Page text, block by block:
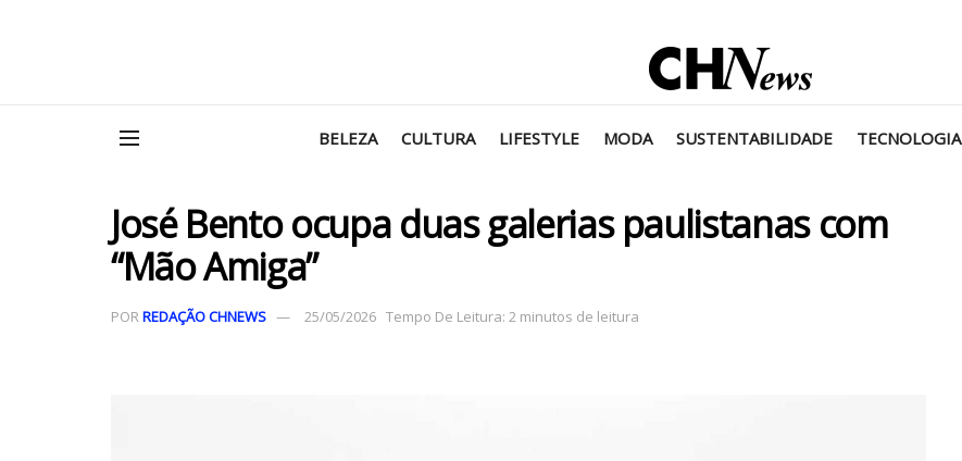
BELEZA CULTURA LIFESTYLE MODA SUSTENTABILIDADE TECNOLOGIA
José Bento ocupa duas galerias paulistanas com
“Mão Amiga”
POR REDAÇÃO CHNEWS 25/05/2026 Tempo De Leitura: 2 minutos de leitura